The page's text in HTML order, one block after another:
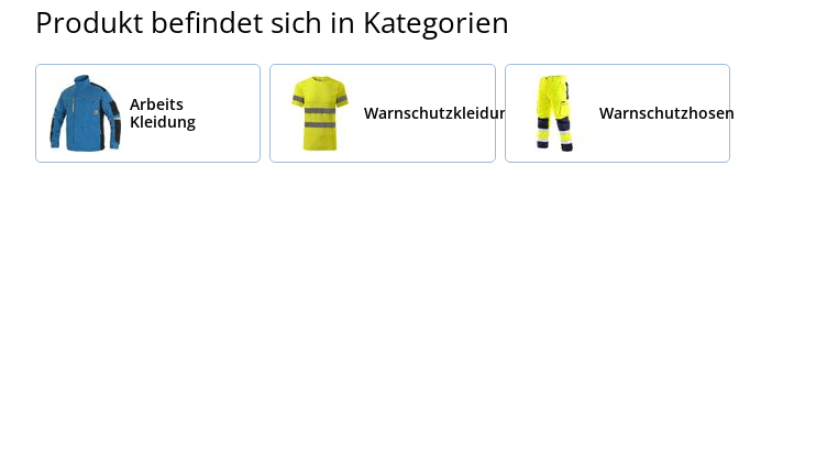
Produkt befindet sich in Kategorien
Arbeits
Kleidung
Warnschutzkleidung Warnschutzhosen